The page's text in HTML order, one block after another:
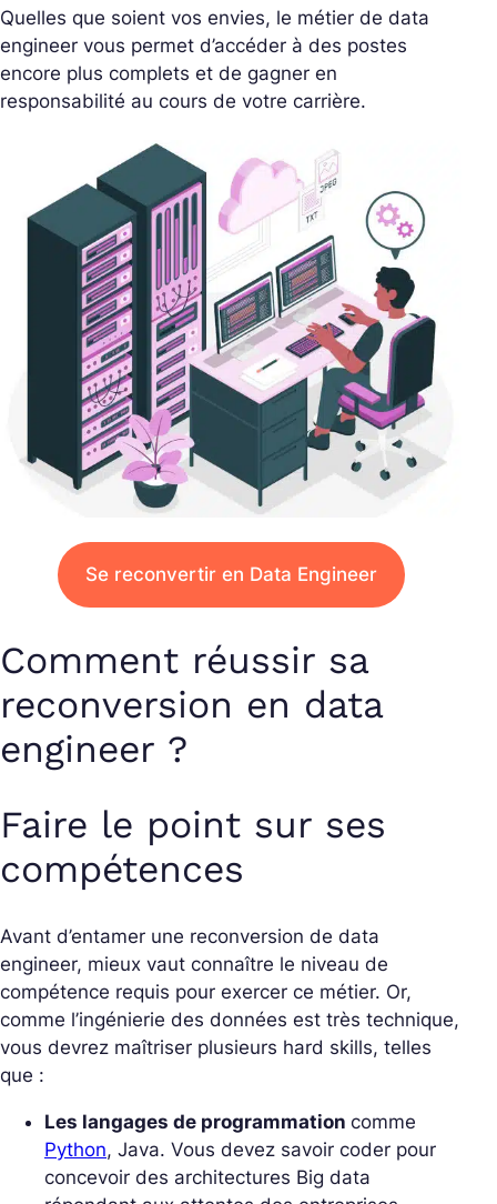
Quelles que soient vos envies, le métier de data
engineer vous permet d’accéder à des postes
encore plus complets et de gagner en
responsabilité au cours de votre carrière.
Se reconvertir en Data Engineer
Comment réussir sa
reconversion en data
engineer ?
Faire le point sur ses
compétences
Avant d’entamer une reconversion de data
engineer, mieux vaut connaître le niveau de
compétence requis pour exercer ce métier. Or,
comme l’ingénierie des données est très technique,
vous devrez maîtriser plusieurs hard skills, telles
que :
Les langages de programmation comme
Python, Java. Vous devez savoir coder pour
concevoir des architectures Big data